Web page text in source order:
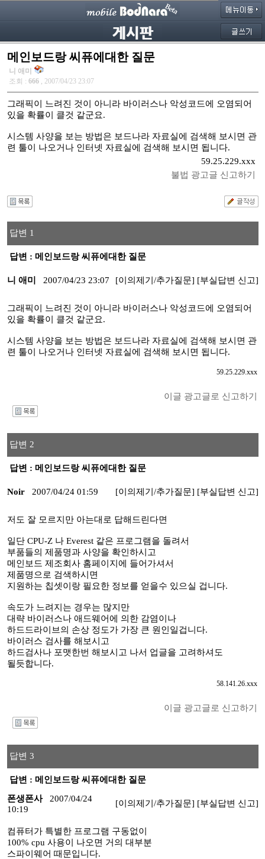
메인보드랑 씨퓨에대한 질문
니 애미
조회 : 666 , 2007/04/23 23:07
그래픽이 느려진 것이 아니라 바이러스나 악성코드에 오염되어
있을 확률이 클것 같군요.
시스템 사양을 보는 방법은 보드나라 자료실에 검색해 보시면 관
련 툴이 나오거나 인터넷 자료실에 검색해 보시면 됩니다.
59.25.229.xxx
불법 광고글 신고하기
답변 1
답변 : 메인보드랑 씨퓨에대한 질문
니 애미 2007/04/23 23:07 [이의제기/추가질문] [부실답변 신고]
그래픽이 느려진 것이 아니라 바이러스나 악성코드에 오염되어
있을 확률이 클것 같군요.
시스템 사양을 보는 방법은 보드나라 자료실에 검색해 보시면 관
련 툴이 나오거나 인터넷 자료실에 검색해 보시면 됩니다.
59.25.229.xxx
이글 광고글로 신고하기
답변 2
답변 : 메인보드랑 씨퓨에대한 질문
Noir 2007/04/24 01:59 [이의제기/추가질문] [부실답변 신고]
저도 잘 모르지만 아는대로 답해드린다면
일단 CPU-Z 나 Everest 같은 프로그램을 돌려서
부품들의 제품명과 사양을 확인하시고
메인보드 제조회사 홈페이지에 들어가셔서
제품명으로 검색하시면
지원하는 칩셋이랑 필요한 정보를 얻을수 있으실 겁니다.
속도가 느려지는 경우는 많지만
대략 바이러스나 애드웨어에 의한 감염이나
하드드라이브의 손상 정도가 가장 큰 원인일겁니다.
바이러스 검사를 해보시고
하드검사나 포맷한번 해보시고 나서 업글을 고려하셔도
될듯합니다.
58.141.26.xxx
이글 광고글로 신고하기
답변 3
답변 : 메인보드랑 씨퓨에대한 질문
폰생폰사
2007/04/24
10:19
[이의제기/추가질문] [부실답변 신고]
컴퓨터가 특별한 프로그램 구동없이
100% cpu 사용이 나오면 거의 대부분
스파이웨어 때문입니다.